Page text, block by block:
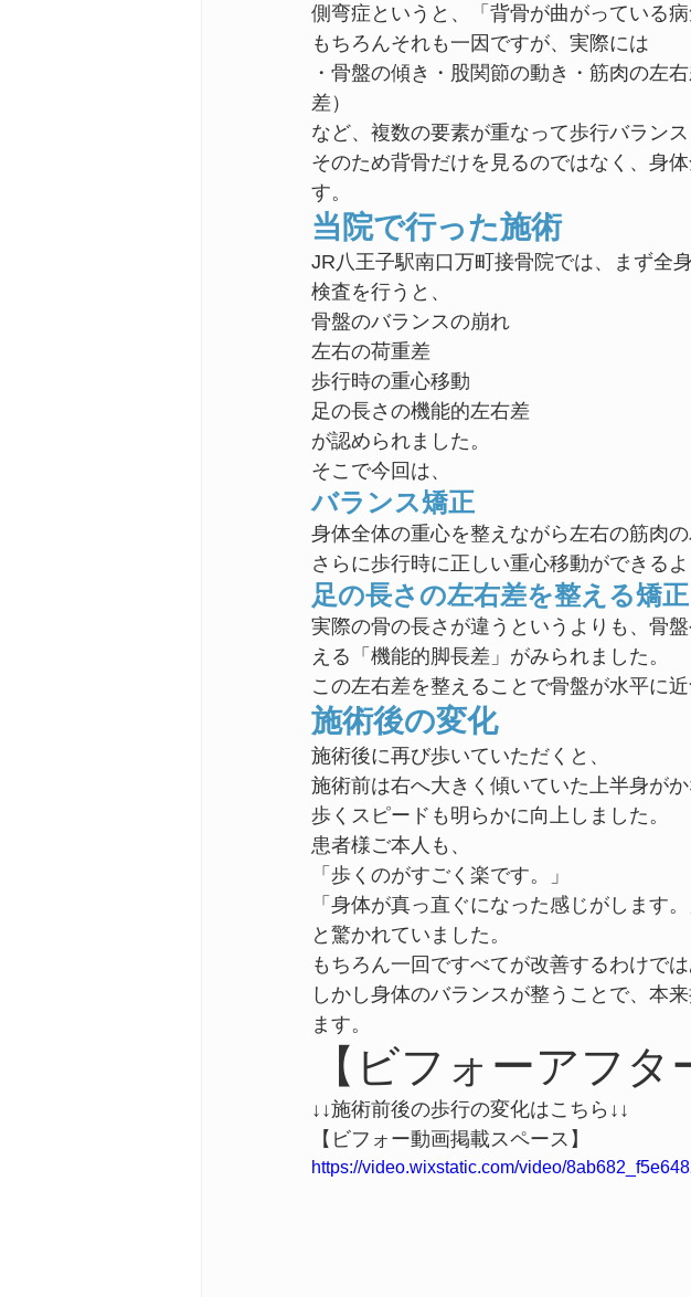
側弯症というと、「背骨が曲がっている
もちろんそれも一因ですが、実際には
・骨盤の傾き・股関節の動き・筋肉の左
差）
など、複数の要素が重なって歩行バラン
そのため背骨だけを見るのではなく、身
す。
当院で行った施術
JR八王子駅南口万町接骨院では、まず全
検査を行うと、
骨盤のバランスの崩れ
左右の荷重差
歩行時の重心移動
足の長さの機能的左右差
が認められました。
そこで今回は、
バランス矯正
身体全体の重心を整えながら左右の筋肉の
さらに歩行時に正しい重心移動ができるよ
足の長さの左右差を整える矯正
実際の骨の長さが違うというよりも、骨
える「機能的脚長差」がみられました。
この左右差を整えることで骨盤が水平に
施術後の変化
施術後に再び歩いていただくと、
施術前は右へ大きく傾いていた上半身がか
歩くスピードも明らかに向上しました。
患者様ご本人も、
「歩くのがすごく楽です。」
「身体が真っ直ぐになった感じがします。
と驚かれていました。
もちろん一回ですべてが改善するわけでは
しかし身体のバランスが整うことで、本
ます。
【ビフォーアフタ
↓↓施術前後の歩行の変化はこちら↓↓
【ビフォー動画掲載スペース】
https://video.wixstatic.com/video/